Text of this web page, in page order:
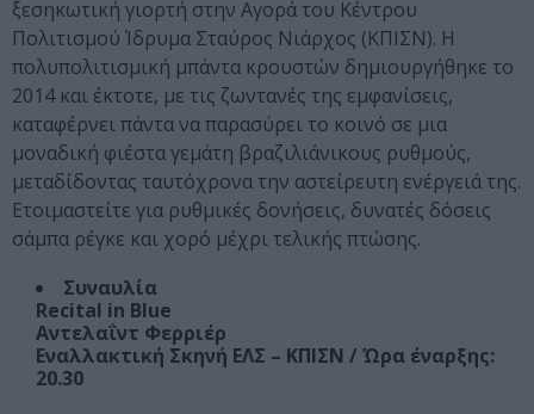
ξεσηκωτική γιορτή στην Αγορά του Κέντρου
Πολιτισμού Ίδρυμα Σταύρος Νιάρχος (ΚΠΙΣΝ). H
πολυπολιτισμική μπάντα κρουστών δημιουργήθηκε το
2014 και έκτοτε, με τις ζωντανές της εμφανίσεις,
καταφέρνει πάντα να παρασύρει το κοινό σε μια
μοναδική φιέστα γεμάτη βραζιλιάνικους ρυθμούς,
μεταδίδοντας ταυτόχρονα την αστείρευτη ενέργειά της.
Ετοιμαστείτε για ρυθμικές δονήσεις, δυνατές δόσεις
σάμπα ρέγκε και χορό μέχρι τελικής πτώσης.
Συναυλία
Recital in Blue
Αντελαΐντ Φερριέρ
Εναλλακτική Σκηνή ΕΛΣ – ΚΠΙΣΝ / Ώρα έναρξης:
20.30